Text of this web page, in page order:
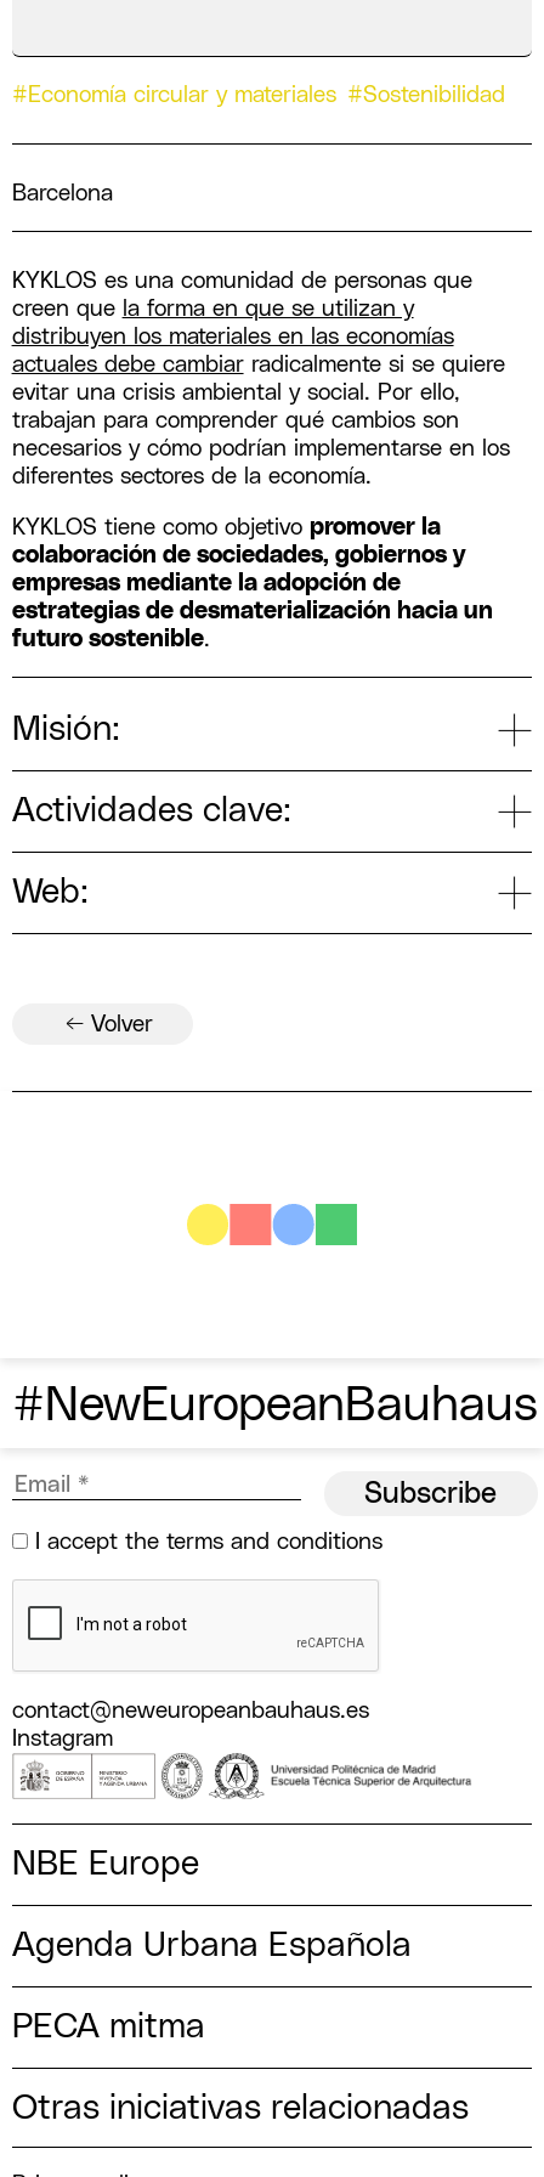
#Economía circular y materiales #Sostenibilidad
Barcelona
KYKLOS es una comunidad de personas que
creen que la forma en que se utilizan y
distribuyen los materiales en las economías
actuales debe cambiarradicalmente si se quiere
evitar una crisis ambiental y social. Por ello,
trabajan para comprender qué cambios son
necesarios y cómo podrían implementarse en los
diferentes sectores de la economía.
KYKLOS tiene como objetivo promover la
colaboración de sociedades, gobiernos y
empresas mediante la adopción de
estrategias de desmaterialización hacia un
futuro sostenible.
Misión:
Actividades clave:
Web:
← Volver
#NewEuropeanBauhaus
I accept the terms and conditions
contact@neweuropeanbauhaus.es
Instagram
NBE Europe
Agenda Urbana Española
PECA mitma
Otras iniciativas relacionadas